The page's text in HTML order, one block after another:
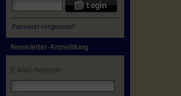
Passwort vergessen?
Newsletter-Anmeldung
E-Mail-Adresse: